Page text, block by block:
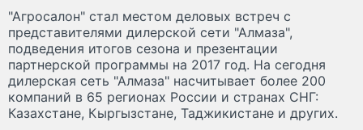
"Агросалон" стал местом деловых встреч с
представителями дилерской сети "Алмаза",
подведения итогов сезона и презентации
партнерской программы на 2017 год. На сегодня
дилерская сеть "Алмаза" насчитывает более 200
компаний в 65 регионах России и странах СНГ:
Казахстане, Кыргызстане, Таджикистане и других.